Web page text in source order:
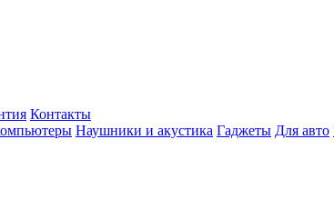
Контакты
Наушники и акустика Гаджеты Для авто